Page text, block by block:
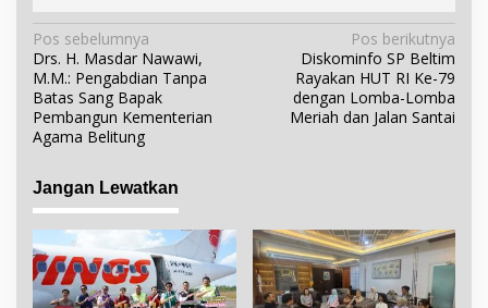
N
a
v
i
g
s
i
p
o
Pos sebelumnya
Drs. H. Masdar Nawawi,
M.M.: Pengabdian Tanpa
Batas Sang Bapak
Pembangun Kementerian
Agama Belitung
Pos berikutnya
Diskominfo SP Beltim
Rayakan HUT RI Ke-79
dengan Lomba-Lomba
Meriah dan Jalan Santai
Jangan Lewatkan